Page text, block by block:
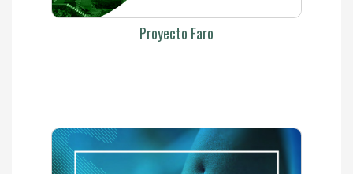
Proyecto Faro